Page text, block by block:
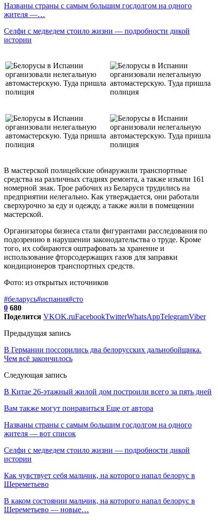
Названы страны с самым большим госдолгом на одного
жителя —…
Селфи с медведем стоило жизни — подробности дикой
истории
В мастерской полицейские обнаружили транспортные
средства на различных стадиях ремонта, а также изъяли 161
номерной знак. Трое рабочих из Беларуси трудились на
предприятии нелегально. Как утверждается, они работали
сверхурочно за еду и одежду, а также жили в помещении
мастерской.
Организаторы бизнеса стали фигурантами расследования по
подозрению в нарушении законодательства о труде. Кроме
того, их собираются оштрафовать за хранение и
использование фторсодержащих газов для заправки
кондиционеров транспортных средств.
Фото: из открытых источников
#беларусь#испания#сто
0 680
Поделится VKOK.ruFacebookTwitterWhatsAppTelegramViber
Предыдущая запись
В Германии поссорились два белорусских дальнобойщика.
Чем всё закончилось
Следующая запись
В Китае 26-этажный жилой дом построили всего за пять дней
Вам также могут понравиться Еще от автора
Названы страны с самым большим госдолгом на одного
жителя — вот список
Селфи с медведем стоило жизни — подробности дикой
истории
Как чувствует себя мальчик, на которого напал белорус в
Шереметьево
В каком состоянии мальчик, на которого напал белорус в
Шереметьево — новые…